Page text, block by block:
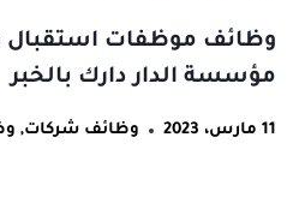
وظائف موظفات استقبال
مؤسسة الدار دارك بالخبر
11 مارس، 2023 وظائف شركات,